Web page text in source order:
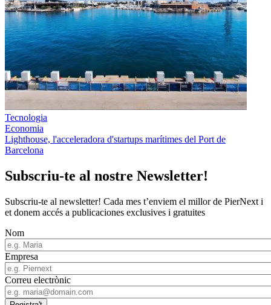
Tecnologia
Economia
Lighthouse, l'acceleradora d'startups marítimes del Port de
Barcelona
Subscriu-te al nostre Newsletter!
Subscriu-te al newsletter! Cada mes t’enviem el millor de PierNext i
et donem accés a publicaciones exclusives i gratuites
Nom
Empresa
Correu electrònic